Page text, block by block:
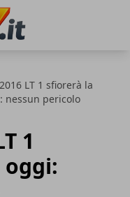
LT 1 sfiorerà la
nessun pericolo
1